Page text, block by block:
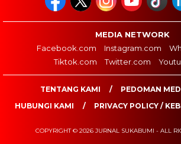
MEDIA NETWORK
Facebook.com
Instagram.com
Tiktok.com
Twitter.com
TENTANG KAMI
PEDOMAN
HUBUNGI KAMI
PRIVACY POLICY /
COPYRIGHT © 2026 JURNAL SUKABUMI - ALL